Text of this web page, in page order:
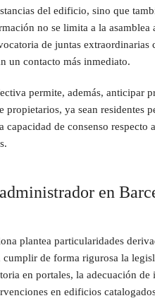
del edificio, sino que
no se limita a la
de juntas extraordinarias
un contacto más inmediato.
permite, además, anticipar
propietarios, ya sean residentes
capacidad de consenso
en
plantea particularidades
cumplir de forma rigurosa la
en portales, la adecuación
en edificios